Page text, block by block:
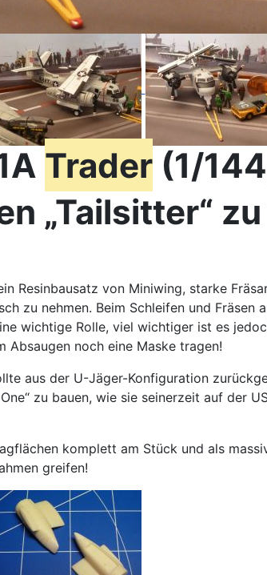
Trader (1/
„Tailsitter“
Resinbausatz von Miniwing, starke
zu nehmen. Beim Schleifen und Fräsen
wichtige Rolle, viel wichtiger ist es
Absaugen noch eine Maske tragen!
aus der U-Jäger-Konfiguration
zu bauen, wie sie seinerzeit auf der
komplett am Stück und als
greifen!